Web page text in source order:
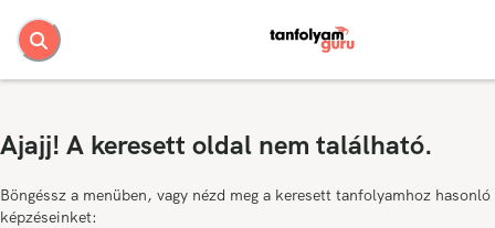
Ajajj! A keresett oldal nem található.
Böngéssz a menüben, vagy nézd meg a keresett tanfolyamhoz hasonló
képzéseinket: